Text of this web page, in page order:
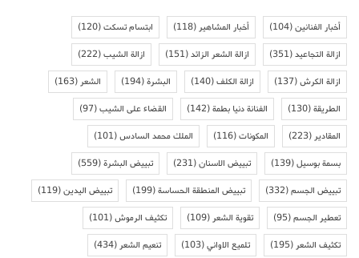
أخبار الفنانين(104) أخبار المشاهير(118) ابتسام تسكت(120)
ازالة التجاعيد(351) ازالة الشعر الزائد(151) ازالة الشيب(222)
ازالة الكرش(137) ازالة الكلف(140) البشرة(194) الشعر(163)
الطريقة(130) الفنانة دنيا بطمة(142) القضاء على الشيب(97)
المقادير(223) المكونات(116) الملك محمد السادس(101)
بسمة بوسيل(139) تبييض الاسنان(231) تبييض البشرة(559)
تبييض الجسم(332) تبييض المنطقة الحساسة(199) تبييض اليدين(119)
تعطير الجسم(95) تقوية الشعر(109) تكثيف الرموش(101)
تكثيف الشعر(195) تلميع الاواني(103) تنعيم الشعر(434)